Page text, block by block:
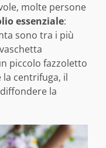
molte persone
essenziale:
sono tra i più
piccolo fazzoletto
centrifuga, il
la